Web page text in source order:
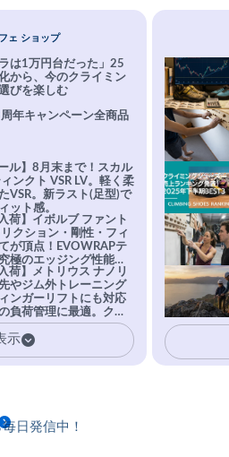
ェ ショップ
は1万円台だった」25
から、今のクライミン
びを楽しむ
周年キャンペーン全商品
ル】8月末まで！スカル
ンクト VSR LV。軽く柔
VSR。新ラスト(足型)で
ット感。
荷】イボルブ ファント
クション・剛性・フィ
が頂点！EVOWRAPテ
極のエッジング性能を
ラバーEvo-74はTRAX
着力で極小ホールドに
荷】メトリウス ナノリ
やジム外トレーニング
ンガーリフトにも対応
負荷管理に最適。クラ
本気で鍛えるギア。
示
日発信中！